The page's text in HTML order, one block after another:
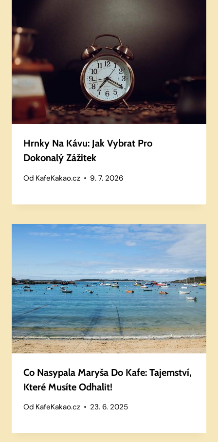
Hrnky Na Kávu: Jak Vybrat Pro
Dokonalý Zážitek
Od KafeKakao.cz 9. 7. 2026
Co Nasypala Maryša Do Kafe: Tajemství,
Které Musíte Odhalit!
Od KafeKakao.cz 23. 6. 2025